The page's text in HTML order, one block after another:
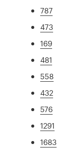
787
473
169
481
558
432
576
1291
1683